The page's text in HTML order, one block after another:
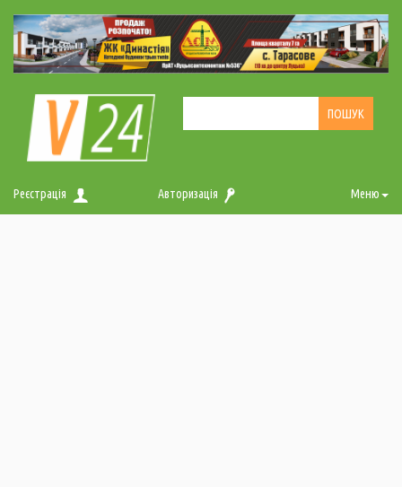
Реєстрація Авторизація Меню